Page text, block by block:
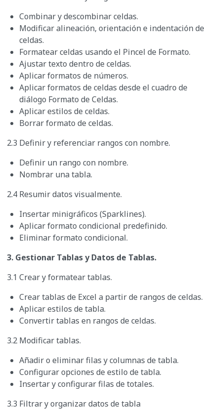
Combinar y descombinar celdas.
Modificar alineación, orientación e indentación de
celdas.
Formatear celdas usando el Pincel de Formato.
Ajustar texto dentro de celdas.
Aplicar formatos de números.
Aplicar formatos de celdas desde el cuadro de
diálogo Formato de Celdas.
Aplicar estilos de celdas.
Borrar formato de celdas.
2.3 Definir y referenciar rangos con nombre.
Definir un rango con nombre.
Nombrar una tabla.
2.4 Resumir datos visualmente.
Insertar minigráficos (Sparklines).
Aplicar formato condicional predefinido.
Eliminar formato condicional.
3. Gestionar Tablas y Datos de Tablas.
3.1 Crear y formatear tablas.
Crear tablas de Excel a partir de rangos de celdas.
Aplicar estilos de tabla.
Convertir tablas en rangos de celdas.
3.2 Modificar tablas.
Añadir o eliminar filas y columnas de tabla.
Configurar opciones de estilo de tabla.
Insertar y configurar filas de totales.
3.3 Filtrar y organizar datos de tabla